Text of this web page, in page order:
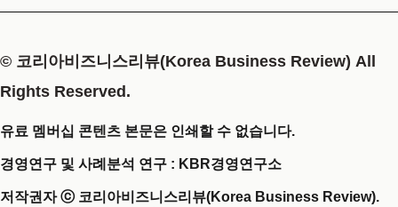
© 코리아비즈니스리뷰(Korea Business Review) All
Rights Reserved.
유료 멤버십 콘텐츠 본문은 인쇄할 수 없습니다.
경영연구 및 사례분석 연구 : KBR경영연구소
저작권자 ⓒ 코리아비즈니스리뷰(Korea Business Review).